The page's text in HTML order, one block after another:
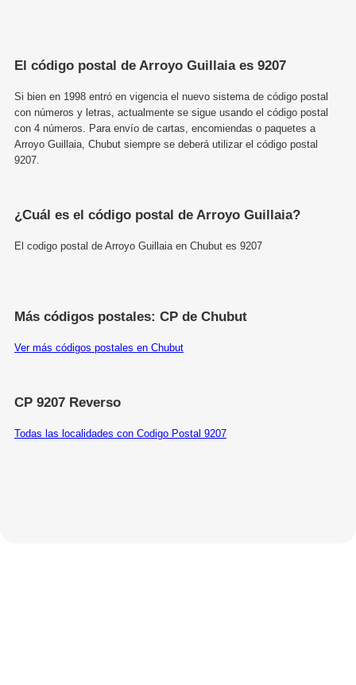
El código postal de Arroyo Guillaia es 9207
Si bien en 1998 entró en vigencia el nuevo sistema de código postal
con números y letras, actualmente se sigue usando el código postal
con 4 números. Para envío de cartas, encomiendas o paquetes a
Arroyo Guillaia, Chubut siempre se deberá utilizar el código postal
9207.
¿Cuál es el código postal de Arroyo Guillaia?
El codigo postal de Arroyo Guillaia en Chubut es 9207
Más códigos postales: CP de Chubut
Ver más códigos postales en Chubut
CP 9207 Reverso
Todas las localidades con Codigo Postal 9207